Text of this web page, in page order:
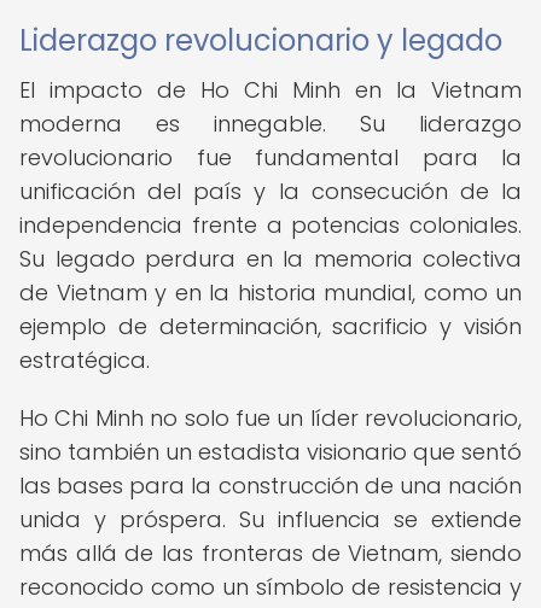
Liderazgo revolucionario y legado
El impacto de Ho Chi Minh en la Vietnam
moderna es innegable. Su liderazgo
revolucionario fue fundamental para la
unificación del país y la consecución de la
independencia frente a potencias coloniales.
Su legado perdura en la memoria colectiva
de Vietnam y en la historia mundial, como un
ejemplo de determinación, sacrificio y visión
estratégica.
Ho Chi Minh no solo fue un líder revolucionario,
sino también un estadista visionario que sentó
las bases para la construcción de una nación
unida y próspera. Su influencia se extiende
más allá de las fronteras de Vietnam, siendo
reconocido como un símbolo de resistencia y